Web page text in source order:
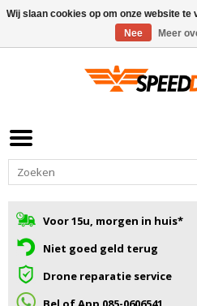
Voor 15u, morgen in huis*
Niet goed geld terug
Drone reparatie service
Wij slaan cookies op om onze website
Nee
Meer